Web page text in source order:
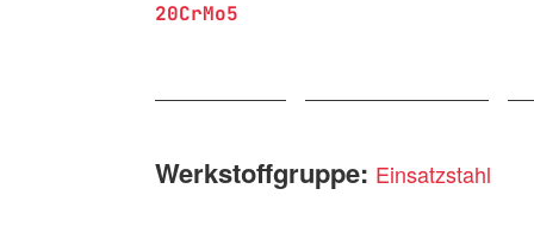
20CrMo5
Werkstoffgruppe: Einsatzstahl